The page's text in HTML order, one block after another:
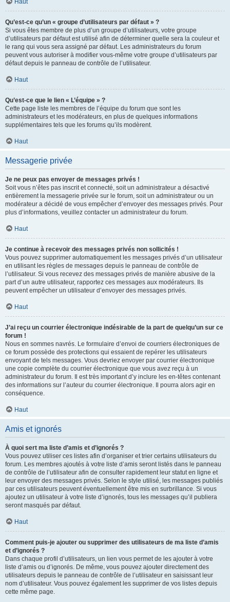
Haut
Qu’est-ce qu’un « groupe d’utilisateurs par défaut » ?
Si vous êtes membre de plus d’un groupe d’utilisateurs, votre groupe
d’utilisateurs par défaut est utilisé afin de déterminer quelle sera la couleur et
le rang qui vous sera assigné par défaut. Les administrateurs du forum
peuvent vous autoriser à modifier vous-même votre groupe d’utilisateurs par
défaut depuis le panneau de contrôle de l’utilisateur.
Haut
Qu’est-ce que le lien « L’équipe » ?
Cette page liste les membres de l’équipe du forum que sont les
administrateurs et les modérateurs, en plus de quelques informations
supplémentaires tels que les forums qu’ils modèrent.
Haut
Messagerie privée
Je ne peux pas envoyer de messages privés !
Soit vous n’êtes pas inscrit et connecté, soit un administrateur a désactivé
entièrement la messagerie privée sur le forum, soit un administrateur ou un
modérateur a décidé de vous empêcher d’envoyer des messages privés. Pour
plus d’informations, veuillez contacter un administrateur du forum.
Haut
Je continue à recevoir des messages privés non sollicités !
Vous pouvez supprimer automatiquement les messages privés d’un utilisateur
en utilisant les règles de messages depuis le panneau de contrôle de
l’utilisateur. Si vous recevez des messages privés de manière abusive de la
part d’un autre utilisateur, rapportez ces messages aux modérateurs. Ils
peuvent empêcher un utilisateur d’envoyer des messages privés.
Haut
J’ai reçu un courrier électronique indésirable de la part de quelqu’un sur ce
forum !
Nous en sommes navrés. Le formulaire d’envoi de courriers électroniques de
ce forum possède des protections qui essaient de repérer les utilisateurs
envoyant de tels messages. Vous devriez envoyer par courrier électronique
une copie complète du courrier électronique que vous avez reçu à un
administrateur du forum. Il est très important d’y inclure les en-têtes contenant
des informations sur l’auteur du courrier électronique. Il pourra alors agir en
conséquence.
Haut
Amis et ignorés
À quoi sert ma liste d’amis et d’ignorés ?
Vous pouvez utiliser ces listes afin d’organiser et trier certains utilisateurs du
forum. Les membres ajoutés à votre liste d’amis seront listés dans le panneau
de contrôle de l’utilisateur afin de consulter rapidement leur statut en ligne et
leur envoyer des messages privés. Selon le style utilisé, les messages publiés
par ces utilisateurs peuvent éventuellement être mis en surbrillance. Si vous
ajoutez un utilisateur à votre liste d’ignorés, tous les messages qu’il publiera
seront masqués par défaut.
Haut
Comment puis-je ajouter ou supprimer des utilisateurs de ma liste d’amis
et d’ignorés ?
Dans chaque profil d’utilisateurs, un lien vous permet de les ajouter à votre
liste d’amis ou d’ignorés. De même, vous pouvez ajouter directement des
utilisateurs depuis le panneau de contrôle de l’utilisateur en saisissant leur
nom d’utilisateur. Vous pouvez également les supprimer de vos listes depuis
cette même page.